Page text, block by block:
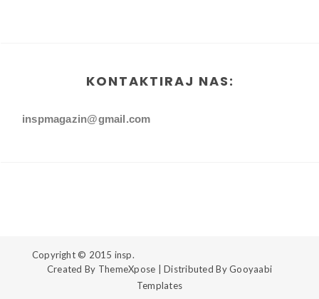
KONTAKTIRAJ NAS:
inspmagazin@gmail.com
Copyright © 2015 insp.
Created By ThemeXpose | Distributed ByGooyaabi
Templates